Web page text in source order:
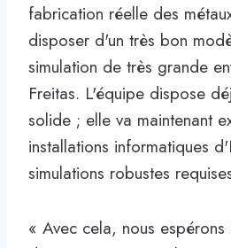
fabrication réelle des
disposer d'un très bon
simulation de très grande
Freitas. L'équipe dispose
solide ; elle va maintenant
installations informatiques
simulations robustes
« Avec cela, nous